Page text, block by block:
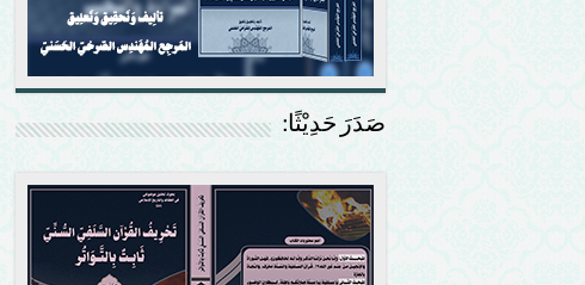
صَدَرَ حَدِيْثًا: